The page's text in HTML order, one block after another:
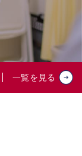
一覧を見る